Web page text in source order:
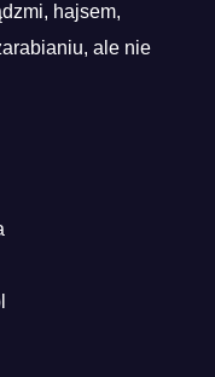
hajsem,
ale nie